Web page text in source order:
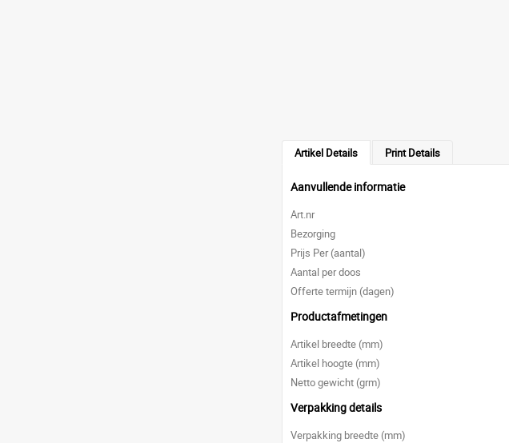
Artikel Details Print Details
Aanvullende informatie
Art.nr
Bezorging
Prijs Per (aantal)
Aantal per doos
Offerte termijn (dagen)
Productafmetingen
Artikel breedte (mm)
Artikel hoogte (mm)
Netto gewicht (grm)
Verpakking details
Verpakking breedte (mm)